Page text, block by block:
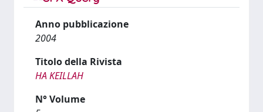
Anno pubblicazione
2004
Titolo della Rivista
HA KEILLAH
N° Volume